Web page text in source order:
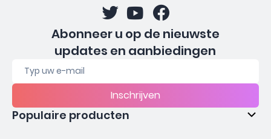
Abonneer u op de nieuwste
updates en aanbiedingen
Inschrijven
Populaire producten